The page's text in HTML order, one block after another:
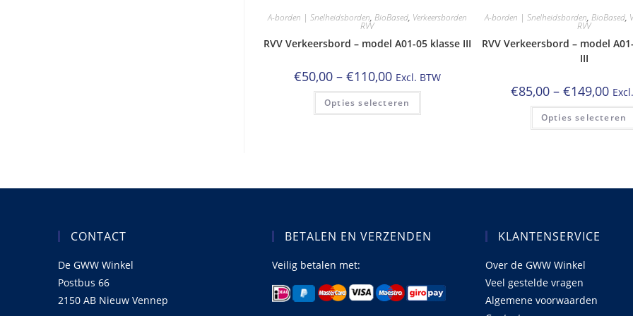
A-borden | Snelheidsborden, BioBased, Verkeersborden
RVV
RVV Verkeersbord – model A01-05 klasse III
€50,00 – €110,00Prijsklasse:
€50,00
tot
€110,00
Excl. BTW
Opties selecteren
Dit
heeft
A-borden | Snelheidsborden, BioBased,
RVV
RVV Verkeersbord – model
III
€85,00 – €149,00
tot
Opties selecteren
CONTACT
De GWW Winkel
Postbus 66
2150 AB Nieuw Vennep
BETALEN EN VERZENDEN
Veilig betalen met:
KLANTENSERVICE
Over de GWW Winkel
Veel gestelde vragen
Algemene voorwaarden